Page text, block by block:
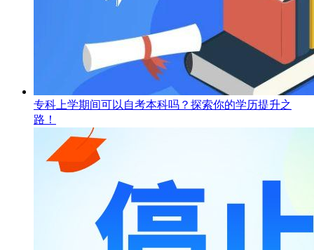
专科上学期间可以自考本科吗？探索你的学历提升之
路！